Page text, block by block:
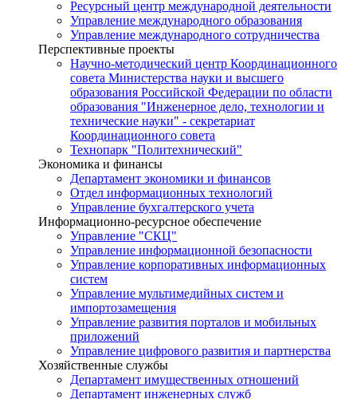
Ресурсный центр международной деятельности
Управление международного образования
Управление международного сотрудничества
Перспективные проекты
Научно-методический центр Координационного
совета Министерства науки и высшего
образования Российской Федерации по области
образования "Инженерное дело, технологии и
технические науки" - секретариат
Координационного совета
Технопарк "Политехнический"
Экономика и финансы
Департамент экономики и финансов
Отдел информационных технологий
Управление бухгалтерского учета
Информационно-ресурсное обеспечение
Управление "СКЦ"
Управление информационной безопасности
Управление корпоративных информационных
систем
Управление мультимедийных систем и
импортозамещения
Управление развития порталов и мобильных
приложений
Управление цифрового развития и партнерства
Хозяйственные службы
Департамент имущественных отношений
Департамент инженерных служб